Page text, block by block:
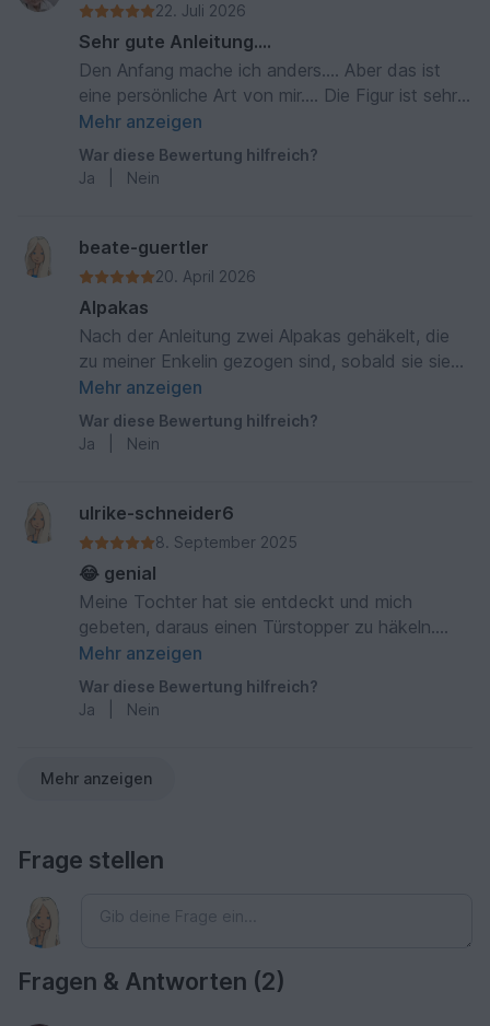
22. Juli 2026
Sehr gute Anleitung....
Den Anfang mache ich anders.... Aber das ist
eine persönliche Art von mir.... Die Figur ist sehr
süss, desshalb habe ich sie gekauft..... 🫶👑🦙🦙
Mehr anzeigen
War diese Bewertung hilfreich?
Ja
Nein
beate-guertler
20. April 2026
Alpakas
Nach der Anleitung zwei Alpakas gehäkelt, die
zu meiner Enkelin gezogen sind, sobald sie sie
gesehen hat. Hat viel Spaß gemacht und viele
zum Lachen gebracht. Tolle Anleitung und die
Alpakas sind zum Verlieben.
Mehr anzeigen
War diese Bewertung hilfreich?
Ja
Nein
ulrike-schneider6
8. September 2025
😂 genial
Meine Tochter hat sie entdeckt und mich
gebeten, daraus einen Türstopper zu häkeln.
Super schön
Mehr anzeigen
War diese Bewertung hilfreich?
Ja
Nein
Mehr anzeigen
Frage stellen
Fragen & Antworten (2)